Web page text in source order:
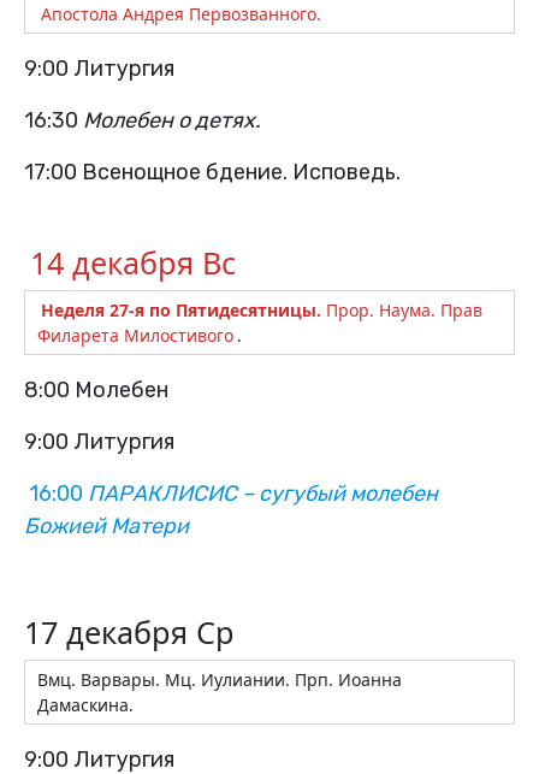
Апостола Андрея Первозванного.
9:00 Литургия
16:30 Молебен о детях.
17:00 Всенощное бдение. Исповедь.
14 декабря Вс
Неделя 27-я по Пятидесятницы. Прор. Наума. Прав
Филарета Милостивого .
8:00 Молебен
9:00 Литургия
16:00 ПАРАКЛИСИС – сугубый молебен
Божией Матери
17 декабря Ср
Вмц. Варвары. Мц. Иулиании. Прп. Иоанна
Дамаскина.
9:00 Литургия